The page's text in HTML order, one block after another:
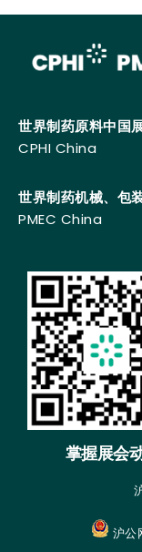
世界制药原料中国
CPHI China
世界制药机械、包
PMEC China
掌握展会
沪公